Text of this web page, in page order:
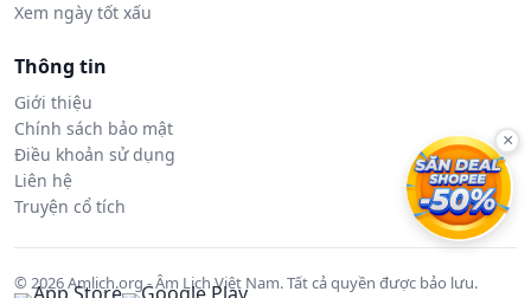
Xem ngày tốt xấu
Thông tin
Giới thiệu
Chính sách bảo mật
Điều khoản sử dụng
Liên hệ
Truyện cổ tích
© 2026 Amlich.org - Âm Lịch Việt Nam. Tất cả quyền được bảo lưu.
×